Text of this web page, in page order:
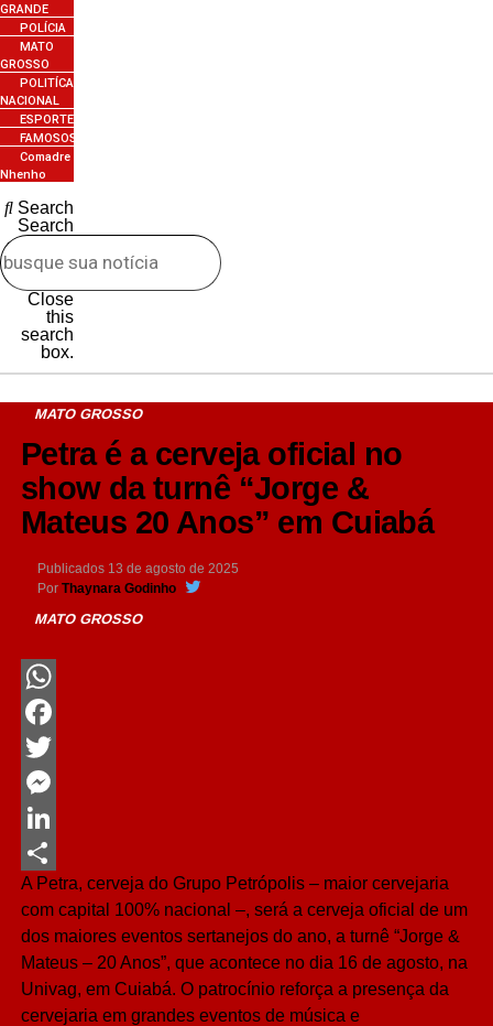
GRANDE
POLÍCIA
MATO
GROSSO
POLITÍCA
NACIONAL
ESPORTES
FAMOSOS
Comadre
Nhenho
Search
Search
Close
this
search
box.
MATO GROSSO
Petra é a cerveja oficial no
show da turnê “Jorge &
Mateus 20 Anos” em Cuiabá
Publicados 13 de agosto de 2025
Por Thaynara Godinho
MATO GROSSO
WhatsApp
Facebook
Twitter
Messenger
LinkedIn
Share
A Petra, cerveja do Grupo Petrópolis – maior cervejaria
com capital 100% nacional –, será a cerveja oficial de um
dos maiores eventos sertanejos do ano, a turnê “Jorge &
Mateus – 20 Anos”, que acontece no dia 16 de agosto, na
Univag, em Cuiabá. O patrocínio reforça a presença da
cervejaria em grandes eventos de música e